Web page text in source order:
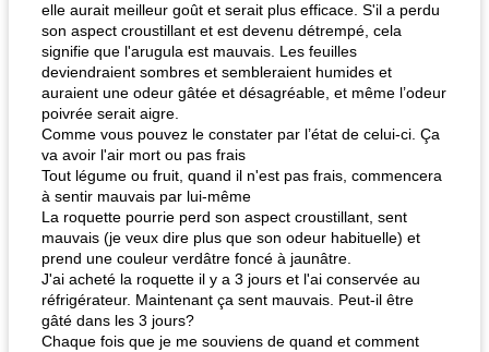
elle aurait meilleur goût et serait plus efficace. S'il a perdu
son aspect croustillant et est devenu détrempé, cela
signifie que l'arugula est mauvais. Les feuilles
deviendraient sombres et sembleraient humides et
auraient une odeur gâtée et désagréable, et même l’odeur
poivrée serait aigre.
Comme vous pouvez le constater par l’état de celui-ci. Ça
va avoir l'air mort ou pas frais
Tout légume ou fruit, quand il n'est pas frais, commencera
à sentir mauvais par lui-même
La roquette pourrie perd son aspect croustillant, sent
mauvais (je veux dire plus que son odeur habituelle) et
prend une couleur verdâtre foncé à jaunâtre.
J'ai acheté la roquette il y a 3 jours et l'ai conservée au
réfrigérateur. Maintenant ça sent mauvais. Peut-il être
gâté dans les 3 jours?
Chaque fois que je me souviens de quand et comment